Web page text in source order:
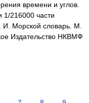
времени и углов.
1/216000 части
Морской словарь. М.
Издательство НКВМФ